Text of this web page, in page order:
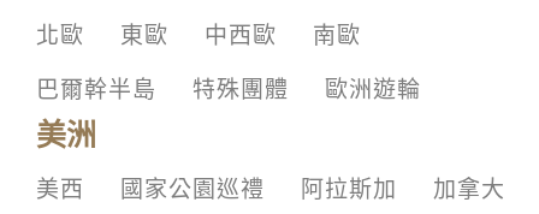
北歐 東歐 中西歐
南歐
巴爾幹半島
特殊團體 歐洲遊輪
美洲
美西 國家公園巡禮 阿拉斯加
加拿大